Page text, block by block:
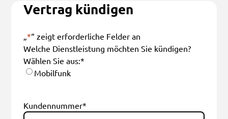
Vertrag kündigen
„*“ zeigt erforderliche Felder an
Welche Dienstleistung möchten Sie kündigen?
Wählen Sie aus:*
Mobilfunk
Kundennummer*